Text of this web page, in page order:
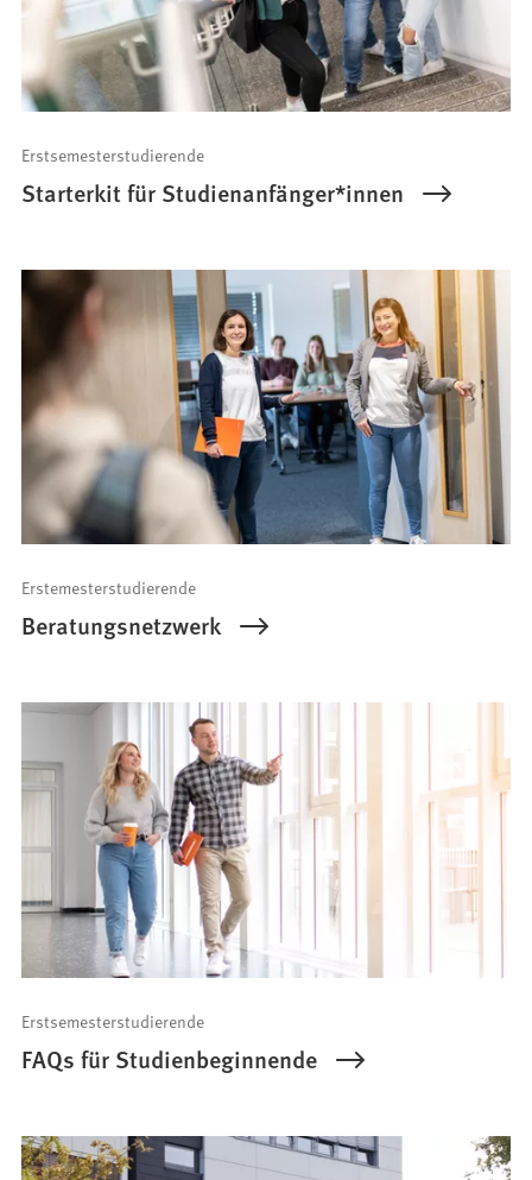
Erstsemesterstudierende
Starterkit für Studienanfänger*innen
Erstemesterstudierende
Beratungsnetzwerk
Erstsemesterstudierende
FAQs für Studienbeginnende